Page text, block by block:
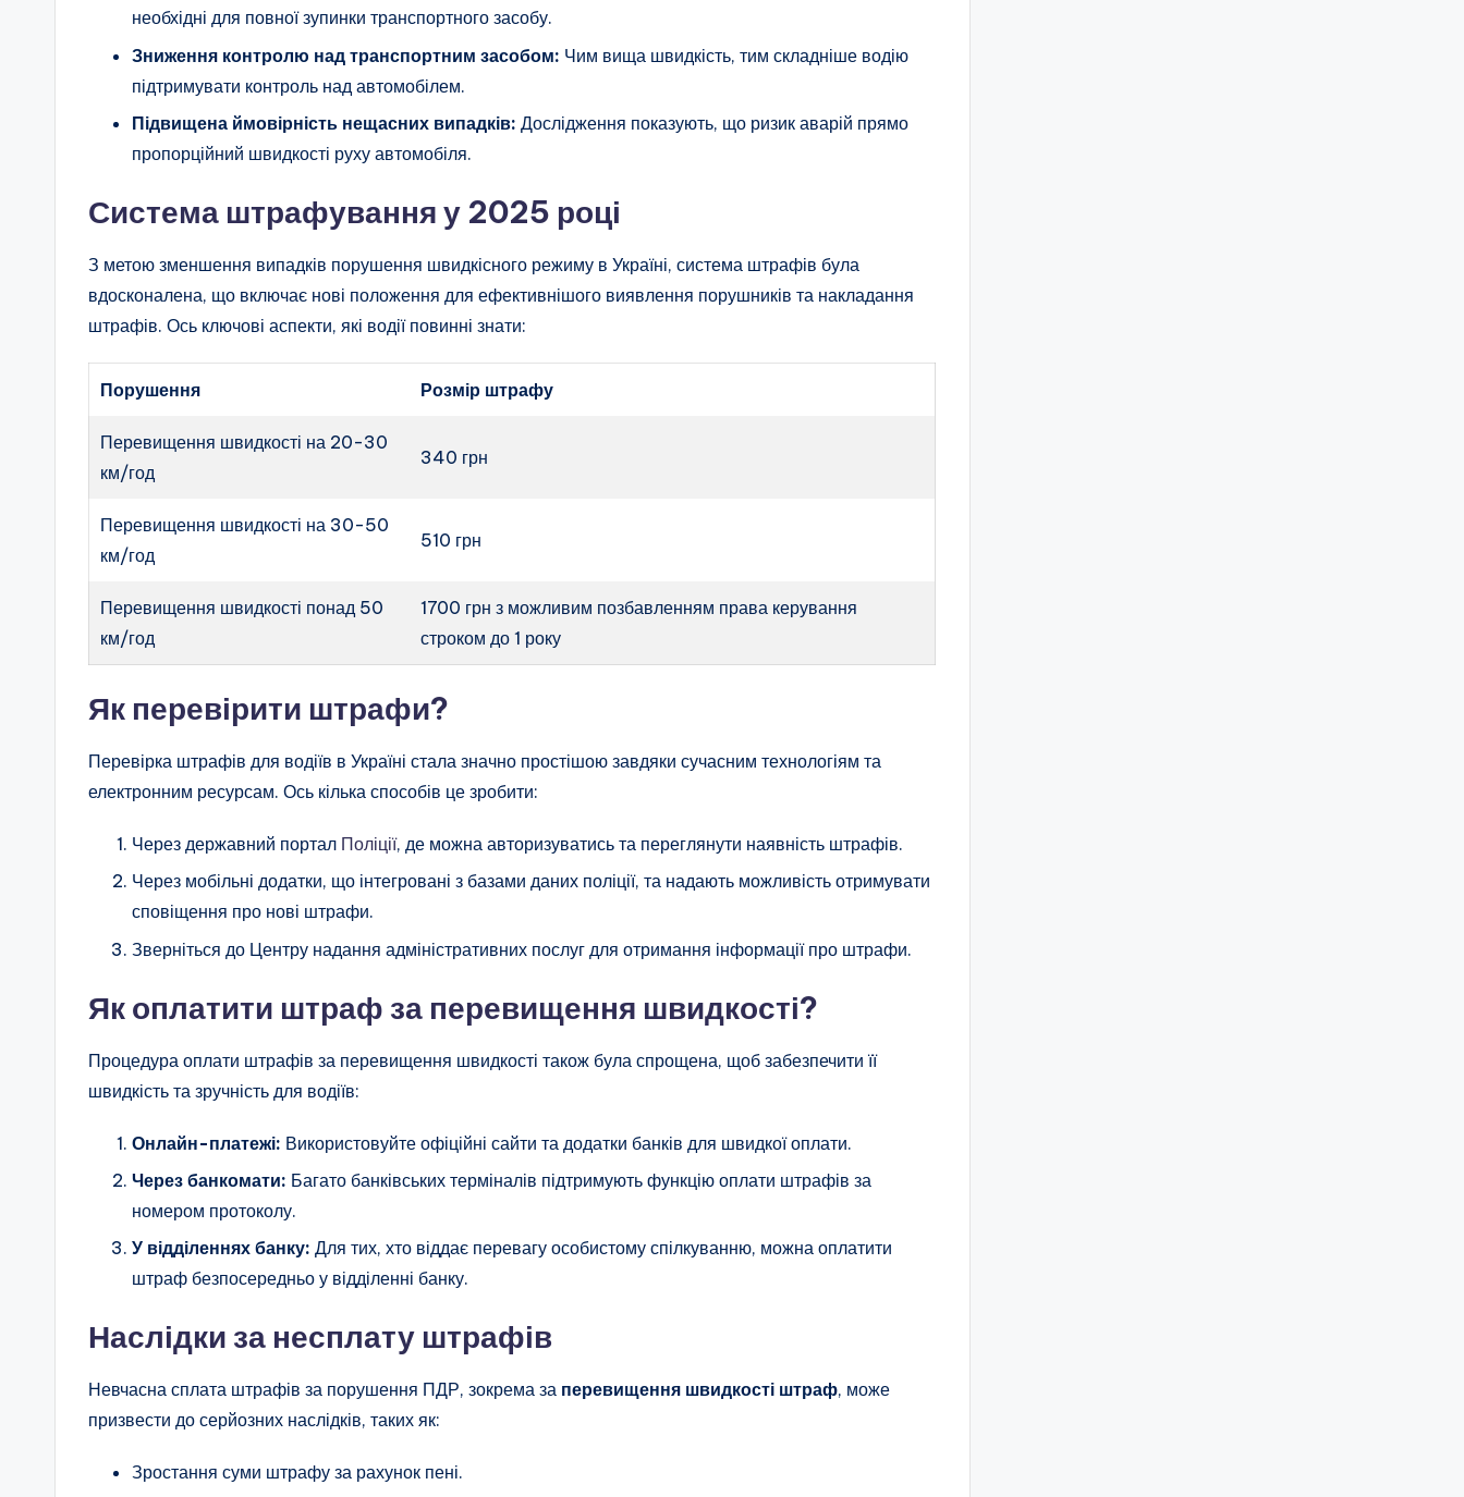
необхідні для повної зупинки транспортного засобу.
Зниження контролю над транспортним засобом: Чим вища швидкість, тим складніше водію
підтримувати контроль над автомобілем.
Підвищена ймовірність нещасних випадків: Дослідження показують, що ризик аварій прямо
пропорційний швидкості руху автомобіля.
Система штрафування у 2025 році
З метою зменшення випадків порушення швидкісного режиму в Україні, система штрафів була
вдосконалена, що включає нові положення для ефективнішого виявлення порушників та накладання
штрафів. Ось ключові аспекти, які водії повинні знати:
Порушення Розмір штрафу
Перевищення швидкості на 20-30
км/год
340 грн
Перевищення швидкості на 30-50
км/год
510 грн
Перевищення швидкості понад 50
км/год
1700 грн з можливим позбавленням права керування
строком до 1 року
Як перевірити штрафи?
Перевірка штрафів для водіїв в Україні стала значно простішою завдяки сучасним технологіям та
електронним ресурсам. Ось кілька способів це зробити:
Через державний портал Поліції, де можна авторизуватись та переглянути наявність штрафів.
Через мобільні додатки, що інтегровані з базами даних поліції, та надають можливість отримувати
сповіщення про нові штрафи.
Зверніться до Центру надання адміністративних послуг для отримання інформації про штрафи.
Як оплатити штраф за перевищення швидкості?
Процедура оплати штрафів за перевищення швидкості також була спрощена, щоб забезпечити її
швидкість та зручність для водіїв:
Онлайн-платежі: Використовуйте офіційні сайти та додатки банків для швидкої оплати.
Через банкомати: Багато банківських терміналів підтримують функцію оплати штрафів за
номером протоколу.
У відділеннях банку: Для тих, хто віддає перевагу особистому спілкуванню, можна оплатити
штраф безпосередньо у відділенні банку.
Наслідки за несплату штрафів
Невчасна сплата штрафів за порушення ПДР, зокрема за перевищення швидкості штраф, може
призвести до серйозних наслідків, таких як:
Зростання суми штрафу за рахунок пені.